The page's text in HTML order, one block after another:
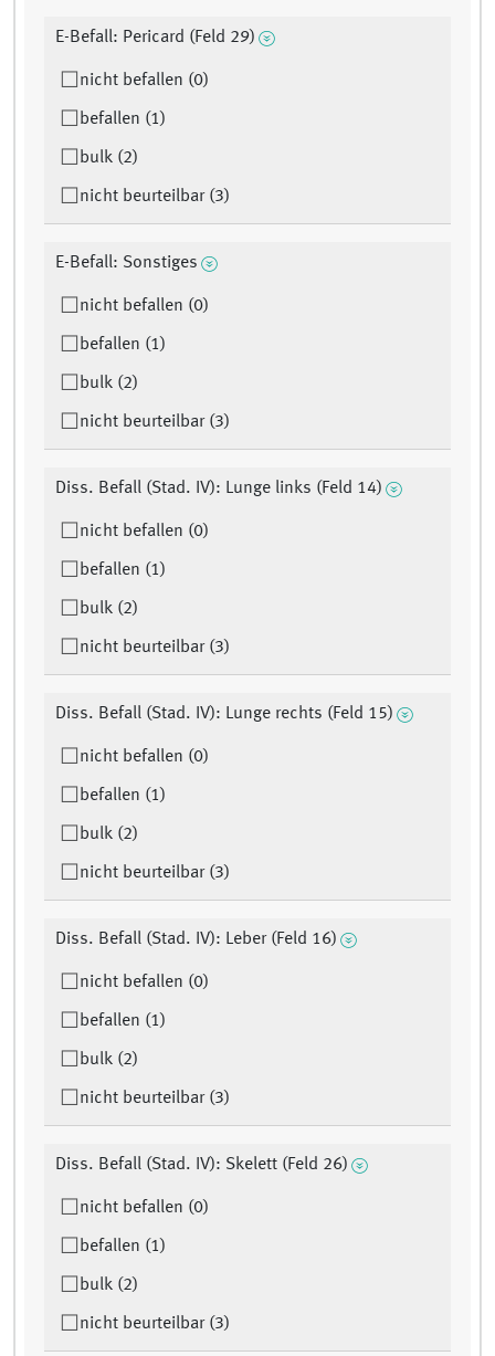
E-Befall: Pericard (Feld 29)
nicht befallen (0)
befallen (1)
bulk (2)
nicht beurteilbar (3)
E-Befall: Sonstiges
nicht befallen (0)
befallen (1)
bulk (2)
nicht beurteilbar (3)
Diss. Befall (Stad. IV): Lunge links (Feld 14)
nicht befallen (0)
befallen (1)
bulk (2)
nicht beurteilbar (3)
Diss. Befall (Stad. IV): Lunge rechts (Feld 15)
nicht befallen (0)
befallen (1)
bulk (2)
nicht beurteilbar (3)
Diss. Befall (Stad. IV): Leber (Feld 16)
nicht befallen (0)
befallen (1)
bulk (2)
nicht beurteilbar (3)
Diss. Befall (Stad. IV): Skelett (Feld 26)
nicht befallen (0)
befallen (1)
bulk (2)
nicht beurteilbar (3)